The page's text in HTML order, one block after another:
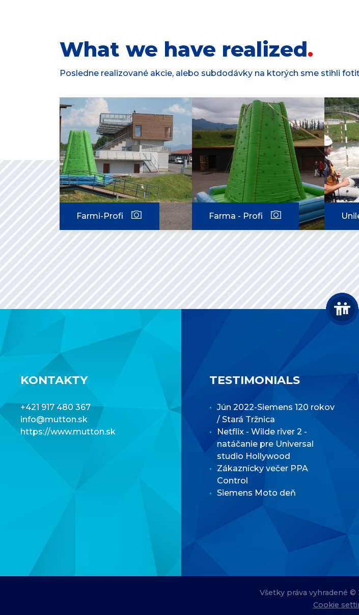
What we have realized
Posledne realizované akcie, alebo subdodávky na ktorých sme stihli fotiť
Farmi-Profi Farma - Profi
KONTAKTY
+421 917 480 367
info@mutton.sk
https://www.mutton.sk
TESTIMONIALS
Jún 2022-Siemens 120 rokov
/ Stará Tržnica
Netflix - Wilde river 2 -
natáčanie pre Universal
studio Hollywood
Zákaznícky večer PPA
Control
Siemens Moto deň
Všetky práva vyhradené ©
Cookie